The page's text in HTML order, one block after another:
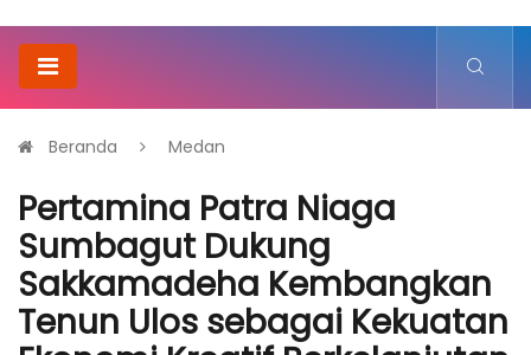
Beranda Medan
Pertamina Patra Niaga
Sumbagut Dukung
Sakkamadeha Kembangkan
Tenun Ulos sebagai Kekuatan